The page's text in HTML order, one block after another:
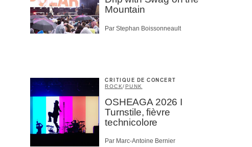
Mountain
Par Stephan Boissonneault
CRITIQUE DE CONCERT
ROCK/PUNK
OSHEAGA 2026 I
Turnstile, fièvre
technicolore
Par Marc-Antoine Bernier